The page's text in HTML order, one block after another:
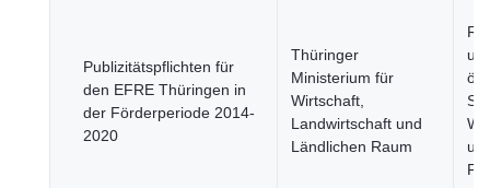
Publizitätspflichten für
den EFRE Thüringen in
der Förderperiode 2014-
2020
Thüringer
Ministerium für
Wirtschaft,
Landwirtschaft und
Ländlichen Raum